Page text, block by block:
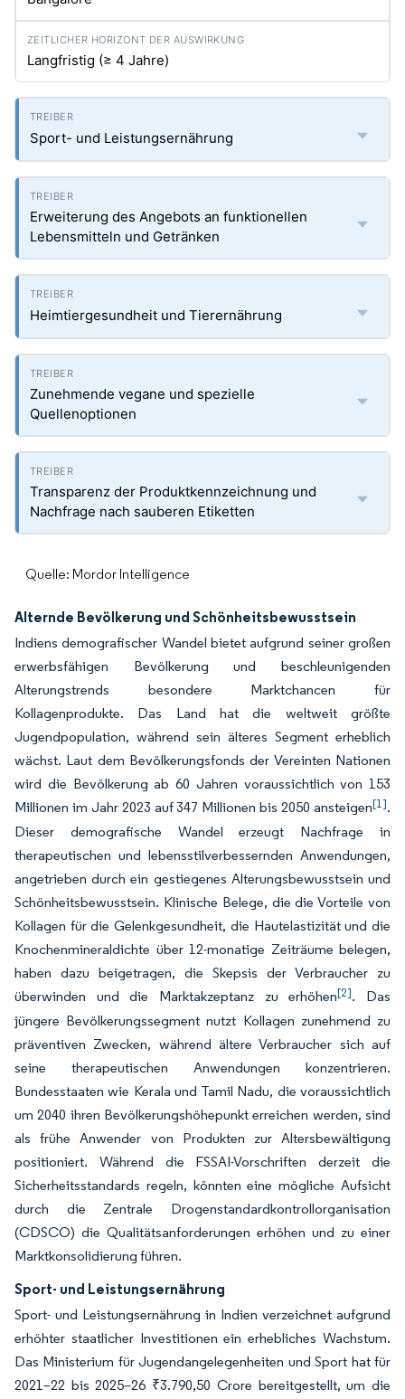
Langfristig (≥ 4 Jahre)
Sport- und Leistungsernährung
Erweiterung des Angebots an funktionellen
Lebensmitteln und Getränken
Heimtiergesundheit und Tierernährung
Zunehmende vegane und spezielle
Quellenoptionen
Transparenz der Produktkennzeichnung und
Nachfrage nach sauberen Etiketten
Quelle: Mordor Intelligence
Alternde Bevölkerung und Schönheitsbewusstsein
Indiens demografischer Wandel bietet aufgrund seiner großen
erwerbsfähigen Bevölkerung und beschleunigenden
Alterungstrends besondere Marktchancen für
Kollagenprodukte. Das Land hat die weltweit größte
Jugendpopulation, während sein älteres Segment erheblich
wächst. Laut dem Bevölkerungsfonds der Vereinten Nationen
wird die Bevölkerung ab 60 Jahren voraussichtlich von 153
Millionen im Jahr 2023 auf 347 Millionen bis 2050 ansteigen[1].
Dieser demografische Wandel erzeugt Nachfrage in
therapeutischen und lebensstilverbessernden Anwendungen,
angetrieben durch ein gestiegenes Alterungsbewusstsein und
Schönheitsbewusstsein. Klinische Belege, die die Vorteile von
Kollagen für die Gelenkgesundheit, die Hautelastizität und die
Knochenmineraldichte über 12-monatige Zeiträume belegen,
haben dazu beigetragen, die Skepsis der Verbraucher zu
überwinden und die Marktakzeptanz zu erhöhen[2]. Das
jüngere Bevölkerungssegment nutzt Kollagen zunehmend zu
präventiven Zwecken, während ältere Verbraucher sich auf
seine therapeutischen Anwendungen konzentrieren.
Bundesstaaten wie Kerala und Tamil Nadu, die voraussichtlich
um 2040 ihren Bevölkerungshöhepunkt erreichen werden, sind
als frühe Anwender von Produkten zur Altersbewältigung
positioniert. Während die FSSAI-Vorschriften derzeit die
Sicherheitsstandards regeln, könnten eine mögliche Aufsicht
durch die Zentrale Drogenstandardkontrollorganisation
(CDSCO) die Qualitätsanforderungen erhöhen und zu einer
Marktkonsolidierung führen.
Sport- und Leistungsernährung
Sport- und Leistungsernährung in Indien verzeichnet aufgrund
erhöhter staatlicher Investitionen ein erhebliches Wachstum.
Das Ministerium für Jugendangelegenheiten und Sport hat für
2021–22 bis 2025–26 ₹3.790,50 Crore bereitgestellt, um die